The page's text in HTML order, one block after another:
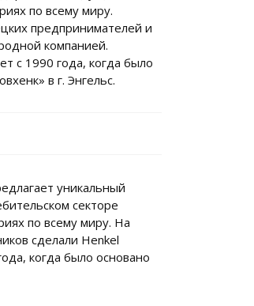
по всему миру.
предпринимателей и
компанией.
с 1990 года, когда было
в г. Энгельс.
уникальный
секторе
по всему миру. На
сделали Henkel
когда было основано